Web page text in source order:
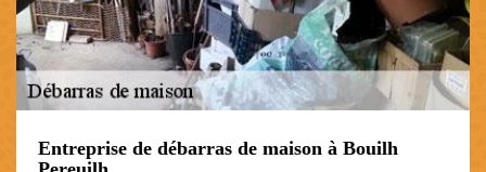
Entreprise de débarras de maison à Bouilh